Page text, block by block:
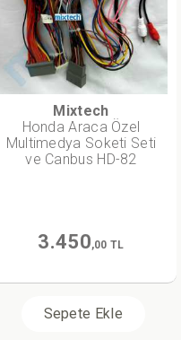
Mixtech
Honda Araca Özel
Multimedya Soketi Seti
ve Canbus HD-82
3.450,00 TL
Sepete Ekle